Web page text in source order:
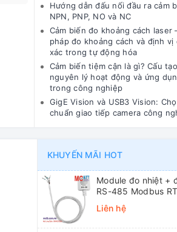
Hướng dẫn đấu nối đầu ra cảm
NPN, PNP, NO và NC
Cảm biến đo khoảng cách laser
pháp đo khoảng cách và định vị
xác trong tự động hóa
Cảm biến tiệm cận là gì? Cấu
nguyên lý hoạt động và ứng
trong công nghiệp
GigE Vision và USB3 Vision:
chuẩn giao tiếp camera công
KHUYẾN MÃI HOT
Module đo nhiệt +
RS-485 Modbus
ICP DAS DL-10 CR
Liên hệ